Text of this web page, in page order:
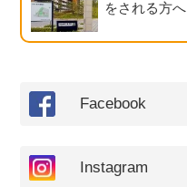
をされる方へ
Facebook
Instagram